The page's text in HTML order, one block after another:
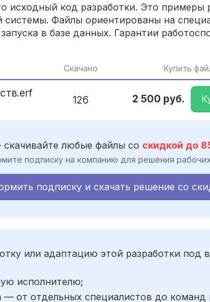
код разработки. Это примеры
Файлы ориентированы на
в базе данных. Гарантии
Скачано Купить
126 2 500 руб.
любые файлы со скидкой до
подписку на компанию для решения
подписку и скачать решение со
или адаптацию этой разработки
исполнителю;
от отдельных специалистов до команд